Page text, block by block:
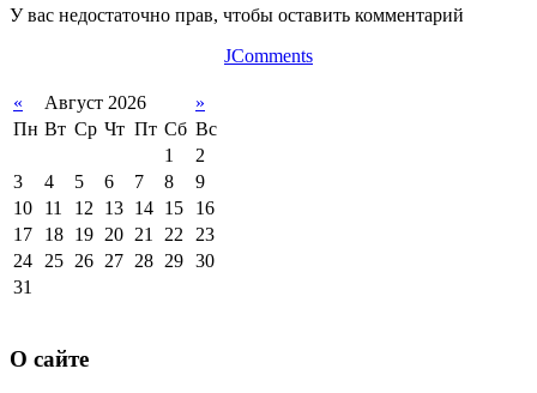
У вас недостаточно прав, чтобы оставить комментарий
JComments
« Август 2026
»
Пн Вт Ср Чт Пт Сб Вс
1
2
3
4 5 6 7 8
9
10
11 12 13 14 15
16
17
18 19 20 21 22
23
24
25 26 27 28 29 30
31
О сайте